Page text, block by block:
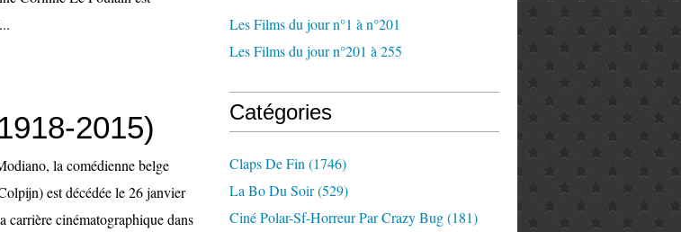
2015)
la comédienne belge
est décédée le 26 janvier
carrière cinématographique dans
Les Films du jour n°1 à n°201
Les Films du jour n°201 à 255
Catégories
Claps De Fin (1746)
La Bo Du Soir(529)
Ciné Polar-Sf-Horreur Par Crazy Bug(181)